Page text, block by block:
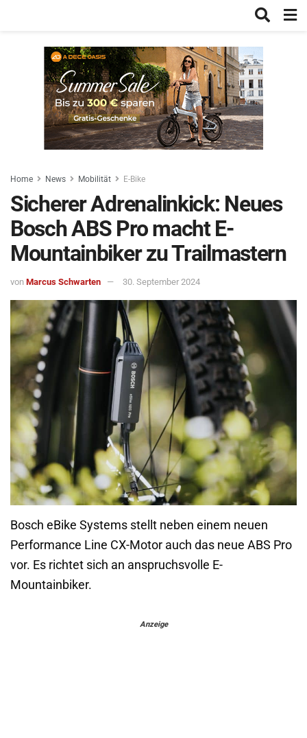
Home News Mobilität E-Bike
Sicherer Adrenalinkick: Neues
Bosch ABS Pro macht E-
Mountainbiker zu Trailmastern
von Marcus Schwarten 30. September 2024
Bosch eBike Systems stellt neben einem neuen
Performance Line CX-Motor auch das neue ABS Pro
vor. Es richtet sich an anspruchsvolle E-
Mountainbiker.
Anzeige